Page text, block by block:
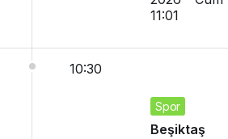
Kattı
11:01
10:30
Spor
Beşiktaş